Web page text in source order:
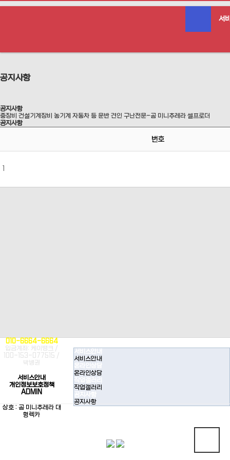
서
공지사항
공지사항
중장비 건설기계장비 농기계 자동차 등 운반 견인 구난전문-곰 미니추레라 셀프로더
공지사항
번호
서비스안내
서비스안내
온라인상담
온라인상담
작업갤러리
작업갤러리
공지사항
공지사항
010-6664-6664
입금계좌: 케이뱅크 /
100-153-077515 /
박병권
서비스안내
개인정보보호정책
ADMIN
상호 : 곰 미니추레라 대
형렉카